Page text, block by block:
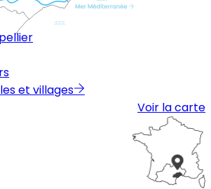
et villages
Voir la carte